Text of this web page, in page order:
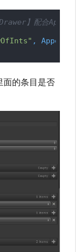
】配合
,
面的条目是否